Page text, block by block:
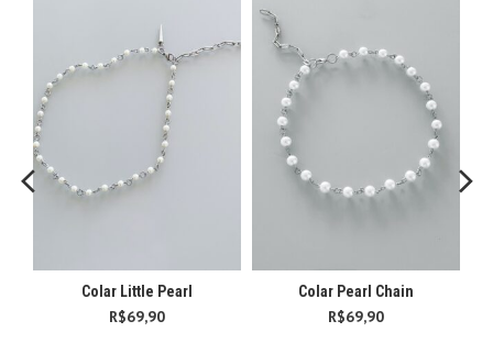
Colar Little Pearl
R$69,90
Colar Pearl Chain
R$69,90